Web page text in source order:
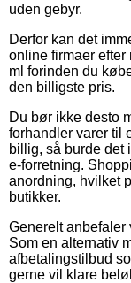
uden gebyr.
Derfor kan det
online firmaer efter
ml forinden du
den billigste pris.
Du bør ikke desto
forhandler varer til
billig, så burde
e-forretning.
anordning, hvilket
butikker.
Generelt anbefaler
Som en alternativ
afbetalingstilbud
gerne vil klare